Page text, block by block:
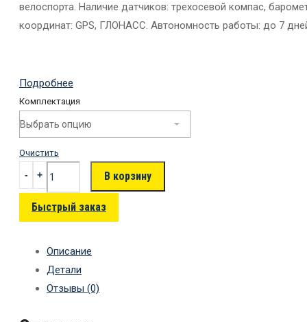
велоспорта. Наличие датчиков: трехосевой компас,
координат: GPS, ГЛОНАСС. Автономность работы: до 7
Подробнее
Комплектация
Очистить
В корзину
Быстрый заказ
Описание
Детали
Отзывы (0)